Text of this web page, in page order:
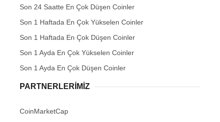
Son 24 Saatte En Çok Düşen Coinler
Son 1 Haftada En Çok Yükselen Coinler
Son 1 Haftada En Çok Düşen Coinler
Son 1 Ayda En Çok Yükselen Coinler
Son 1 Ayda En Çok Düşen Coinler
PARTNERLERIMIZ
CoinMarketCap